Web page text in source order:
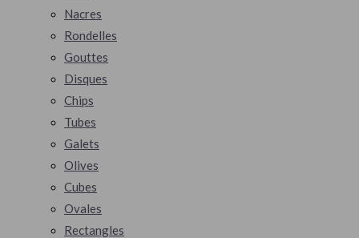
Nacres
Rondelles
Gouttes
Disques
Chips
Tubes
Galets
Olives
Cubes
Ovales
Rectangles